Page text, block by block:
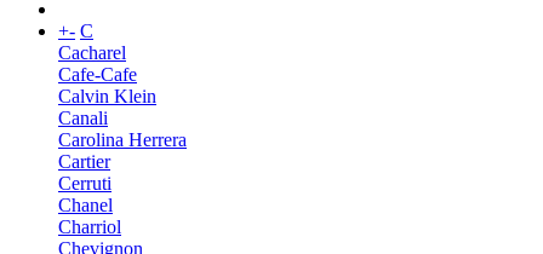
+- C
Cacharel
Cafe-Cafe
Calvin Klein
Canali
Carolina Herrera
Cartier
Cerruti
Chanel
Charriol
Chevignon